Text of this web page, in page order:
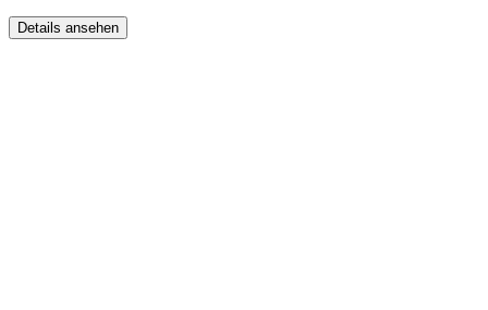
Details ansehen